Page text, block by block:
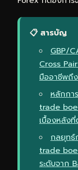
📋 สารบัญ
GBP/
Cross
มืออาชีพถึ
หลักกา
trade
เบื้องหลังที่
กลยุทธ์
trade
ระดับจาก